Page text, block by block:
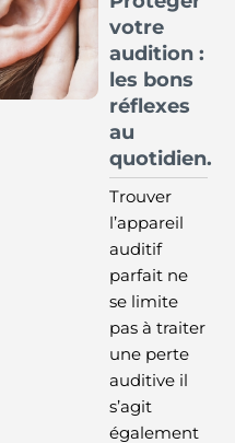
votre
audition :
les bons
réflexes
au
quotidien.
Trouver
l’appareil
auditif
parfait ne
se limite
pas à traiter
une perte
auditive il
s’agit
également